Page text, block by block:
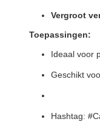
Vergroot
Toepassingen:
Ideaal voor
Geschikt
Hashtag: